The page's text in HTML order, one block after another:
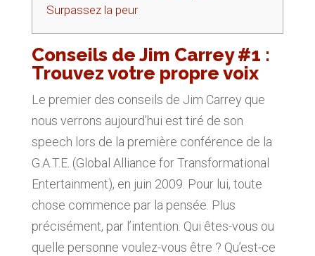
Surpassez la peur
Conseils de Jim Carrey #1 :
Trouvez votre propre voix
Le premier des conseils de Jim Carrey que
nous verrons aujourd’hui est tiré de son
speech lors de la première conférence de la
G.A.T.E. (Global Alliance for Transformational
Entertainment), en juin 2009. Pour lui, toute
chose commence par la pensée. Plus
précisément, par l’intention. Qui êtes-vous ou
quelle personne voulez-vous être ? Qu’est-ce